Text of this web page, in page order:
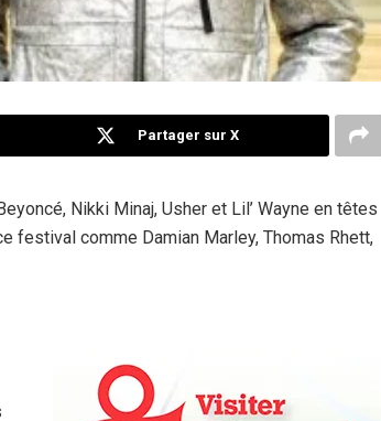
Partager sur X
Nikki Minaj, Usher et Lil’ Wayne en têtes
festival comme Damian Marley, Thomas Rhett,